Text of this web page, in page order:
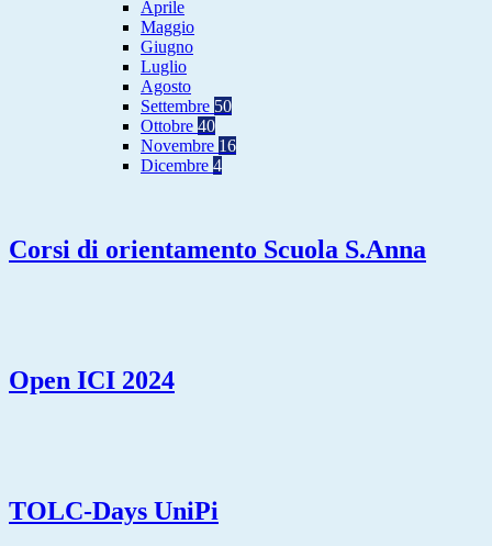
Aprile
Maggio
Giugno
Luglio
Agosto
Settembre 50
Ottobre 40
Novembre 16
Dicembre 4
Corsi di orientamento Scuola S.Anna
Open ICI 2024
TOLC-Days UniPi